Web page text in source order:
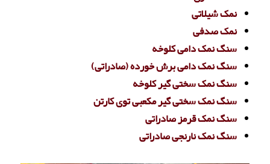
نمک شیلاتی
نمک صدفی
سنگ نمک دامی کلوخه
سنگ نمک دامی برش خورده (صادراتی)
سنگ نمک سختی گیر کلوخه
سنگ نمک سختی گیر مکعبی توی کارتن
سنگ نمک قرمز صادراتی
سنگ نمک نارنجی صادراتی